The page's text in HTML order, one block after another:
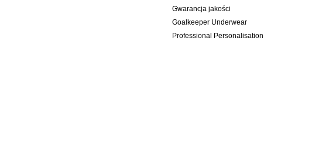
Gwarancja jakości
Goalkeeper Underwear
Professional Personalisation